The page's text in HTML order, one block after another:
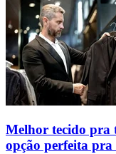
Melhor tecido pra
opção perfeita pra